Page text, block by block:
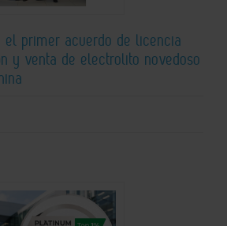
el primer acuerdo de licencia
y venta de electrolito novedoso